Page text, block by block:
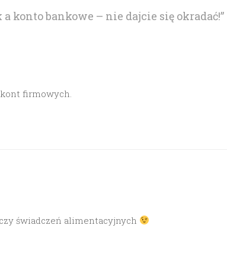
konto bankowe – nie dajcie się okradać!”
firmowych.
świadczeń alimentacyjnych